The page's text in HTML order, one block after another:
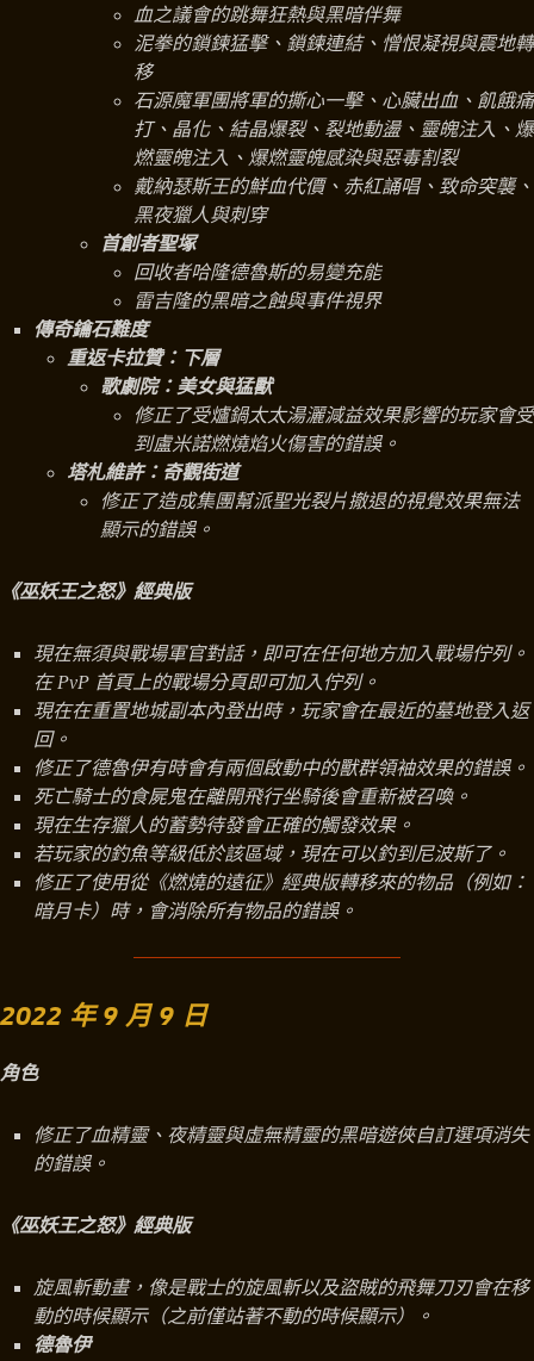
血之議會的跳舞狂熱與黑暗伴舞
泥拳的鎖鍊猛擊、鎖鍊連結、憎恨凝視與震地轉
移
石源魔軍團將軍的撕心一擊、心臟出血、飢餓痛
打、晶化、結晶爆裂、裂地動盪、靈魄注入、爆
燃靈魄注入、爆燃靈魄感染與惡毒割裂
戴納瑟斯王的鮮血代價、赤紅誦唱、致命突襲、
黑夜獵人與刺穿
首創者聖塚
回收者哈隆德魯斯的易變充能
雷吉隆的黑暗之蝕與事件視界
傳奇鑰石難度
重返卡拉贊：下層
歌劇院：美女與猛獸
修正了受爐鍋太太湯灑減益效果影響的玩家會受
到盧米諾燃燒焰火傷害的錯誤。
塔札維許：奇觀街道
修正了造成集團幫派聖光裂片撤退的視覺效果無法
顯示的錯誤。
《巫妖王之怒》經典版
現在無須與戰場軍官對話，即可在任何地方加入戰場佇列。
在 PvP 首頁上的戰場分頁即可加入佇列。
現在在重置地城副本內登出時，玩家會在最近的墓地登入返
回。
修正了德魯伊有時會有兩個啟動中的獸群領袖效果的錯誤。
死亡騎士的食屍鬼在離開飛行坐騎後會重新被召喚。
現在生存獵人的蓄勢待發會正確的觸發效果。
若玩家的釣魚等級低於該區域，現在可以釣到尼波斯了。
修正了使用從《燃燒的遠征》經典版轉移來的物品（例如：
暗月卡）時，會消除所有物品的錯誤。
2022 年 9 月 9 日
角色
修正了血精靈、夜精靈與虛無精靈的黑暗遊俠自訂選項消失
的錯誤。
《巫妖王之怒》經典版
旋風斬動畫，像是戰士的旋風斬以及盜賊的飛舞刀刃會在移
動的時候顯示（之前僅站著不動的時候顯示）。
德魯伊